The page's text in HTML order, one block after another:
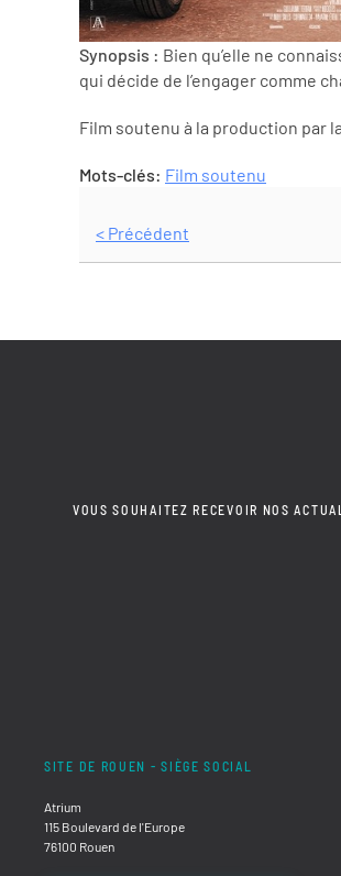
Synopsis : Bien qu’elle ne
qui décide de l’engager comme
Film soutenu à la production par
Mots-clés: Film soutenu
< Précédent
VOUS SOUHAITEZ RECEVOIR NOS
SITE DE ROUEN - SIÈGE SOCIAL
Atrium
115 Boulevard de l'Europe
76100 Rouen